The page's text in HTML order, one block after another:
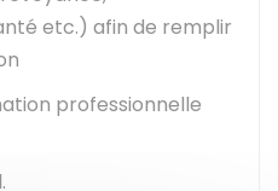
etc.) afin de remplir
professionnelle